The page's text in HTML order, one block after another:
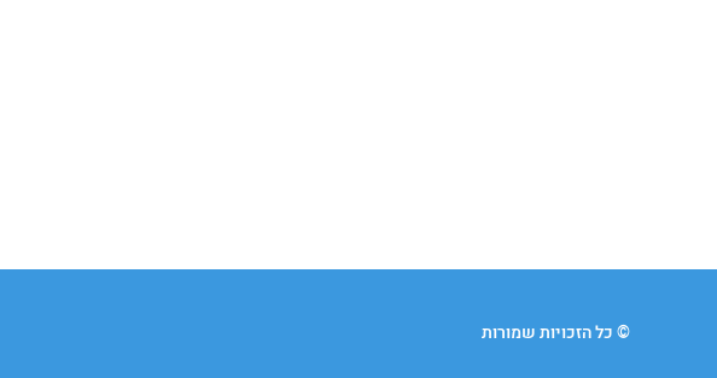
© כל הזכויות שמורות